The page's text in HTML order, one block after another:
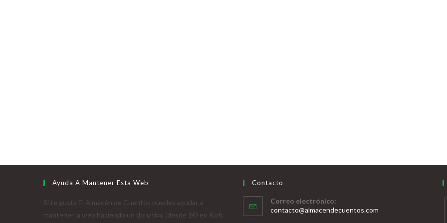
Ayuda A Mantener Esta Web
Si te gusta El Almacén de Cuentos puedes ayudar a
mantener la web haciendo un donativo (desde 1€) en Kofi.
Contacto
Correo electrónico:
contacto@almacendecuentos.com